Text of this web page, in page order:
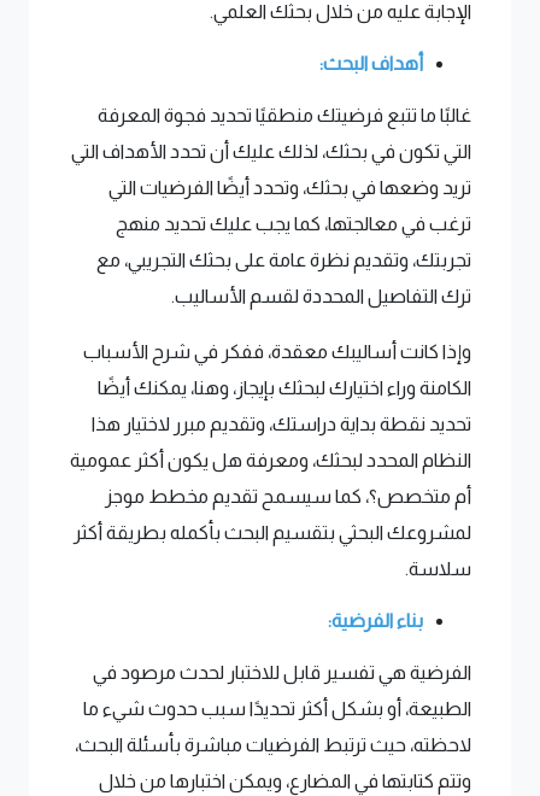
الإجابة عليه من خلال بحثك العلمي.
أهداف البحث:
غالبًا ما تتبع فرضيتك منطقيًا تحديد فجوة المعرفة
التي تكون في بحثك، لذلك عليك أن تحدد الأهداف التي
تريد وضعها في بحثك، وتحدد أيضًا الفرضيات التي
ترغب في معالجتها، كما يجب عليك تحديد منهج
تجربتك، وتقديم نظرة عامة على بحثك التجريبي، مع
ترك التفاصيل المحددة لقسم الأساليب.
وإذا كانت أساليبك معقدة، ففكر في شرح الأسباب
الكامنة وراء اختيارك لبحثك بإيجاز، وهنا، يمكنك أيضًا
تحديد نقطة بداية دراستك، وتقديم مبرر لاختيار هذا
النظام المحدد لبحثك، ومعرفة هل يكون أكثر عمومية
أم متخصص؟، كما سيسمح تقديم مخطط موجز
لمشروعك البحثي بتقسيم البحث بأكمله بطريقة أكثر
سلاسة.
بناء الفرضية:
الفرضية هي تفسير قابل للاختبار لحدث مرصود في
الطبيعة، أو بشكل أكثر تحديدًا سبب حدوث شيء ما
لاحظته، حيث ترتبط الفرضيات مباشرة بأسئلة البحث،
وتتم كتابتها في المضارع، ويمكن اختبارها من خلال